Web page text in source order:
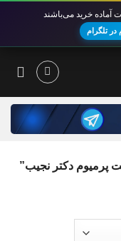
آماده خرید می‌باشند
در تلگرام
پرمیوم دکتر نجیب”